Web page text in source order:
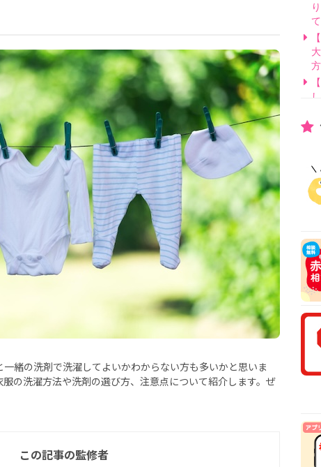
緒の洗剤で洗濯してよいかわからない方も多いかと思いま
の洗濯方法や洗剤の選び方、注意点について紹介します。ぜ
この記事の監修者
て